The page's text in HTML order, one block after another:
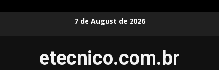
7 de August de 2026
etecnico.com.br